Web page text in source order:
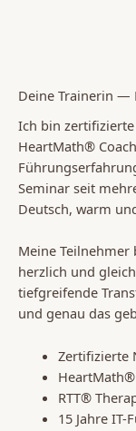
Deine Trainerin —
Ich bin zertifizierte
HeartMath®
Seminar seit
Deutsch, warm
Meine
herzlich und
tiefgreifende
und genau das
Zertifizierte
HeartMath®
RTT®
15 Jahre